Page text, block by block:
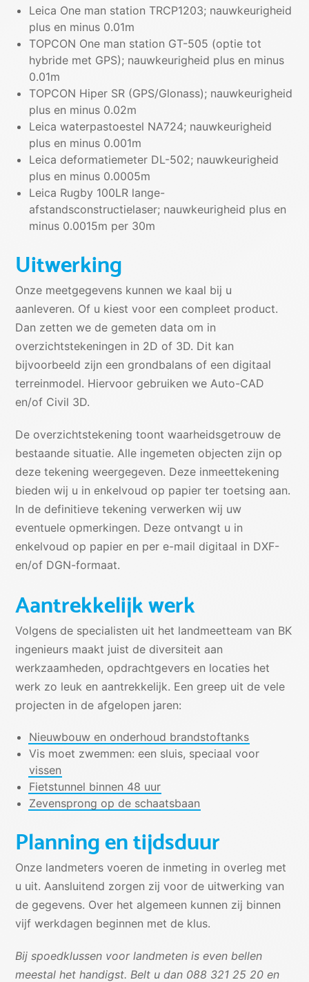
Leica One man station TRCP1203; nauwkeurigheid
plus en minus 0.01m
TOPCON One man station GT-505 (optie tot
hybride met GPS); nauwkeurigheid plus en minus
0.01m
TOPCON Hiper SR (GPS/Glonass); nauwkeurigheid
plus en minus 0.02m
Leica waterpastoestel NA724; nauwkeurigheid
plus en minus 0.001m
Leica deformatiemeter DL-502; nauwkeurigheid
plus en minus 0.0005m
Leica Rugby 100LR lange-
afstandsconstructielaser; nauwkeurigheid plus en
minus 0.0015m per 30m
Uitwerking
Onze meetgegevens kunnen we kaal bij u
aanleveren. Of u kiest voor een compleet product.
Dan zetten we de gemeten data om in
overzichtstekeningen in 2D of 3D. Dit kan
bijvoorbeeld zijn een grondbalans of een digitaal
terreinmodel. Hiervoor gebruiken we Auto-CAD
en/of Civil 3D.
De overzichtstekening toont waarheidsgetrouw de
bestaande situatie. Alle ingemeten objecten zijn op
deze tekening weergegeven. Deze inmeettekening
bieden wij u in enkelvoud op papier ter toetsing aan.
In de definitieve tekening verwerken wij uw
eventuele opmerkingen. Deze ontvangt u in
enkelvoud op papier en per e-mail digitaal in DXF-
en/of DGN-formaat.
Aantrekkelijk werk
Volgens de specialisten uit het landmeetteam van BK
ingenieurs maakt juist de diversiteit aan
werkzaamheden, opdrachtgevers en locaties het
werk zo leuk en aantrekkelijk. Een greep uit de vele
projecten in de afgelopen jaren:
Nieuwbouw en onderhoud brandstoftanks
Vis moet zwemmen: een sluis, speciaal voor
vissen
Fietstunnel binnen 48 uur
Zevensprong op de schaatsbaan
Planning en tijdsduur
Onze landmeters voeren de inmeting in overleg met
u uit. Aansluitend zorgen zij voor de uitwerking van
de gegevens. Over het algemeen kunnen zij binnen
vijf werkdagen beginnen met de klus.
Bij spoedklussen voor landmeten is even bellen
meestal het handigst. Belt u dan 088 321 25 20 en